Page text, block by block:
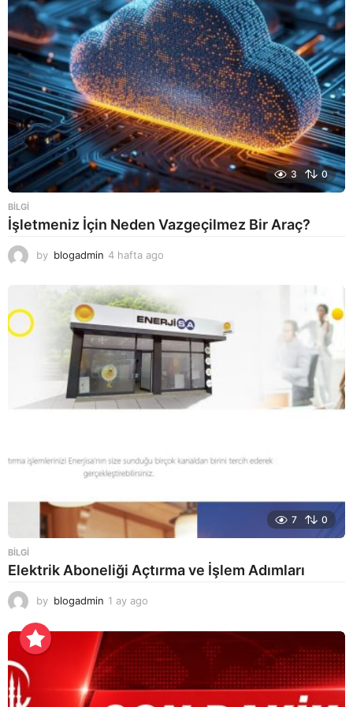
g
o
3 0
BILGI
İşletmeniz İçin Neden Vazgeçilmez Bir Araç?
by blogadmin 4 hafta ago
f
t
a
a
g
o
7 0
BILGI
Elektrik Aboneliği Açtırma ve İşlem Adımları
by blogadmin 1 ay ago
y
a
g
o